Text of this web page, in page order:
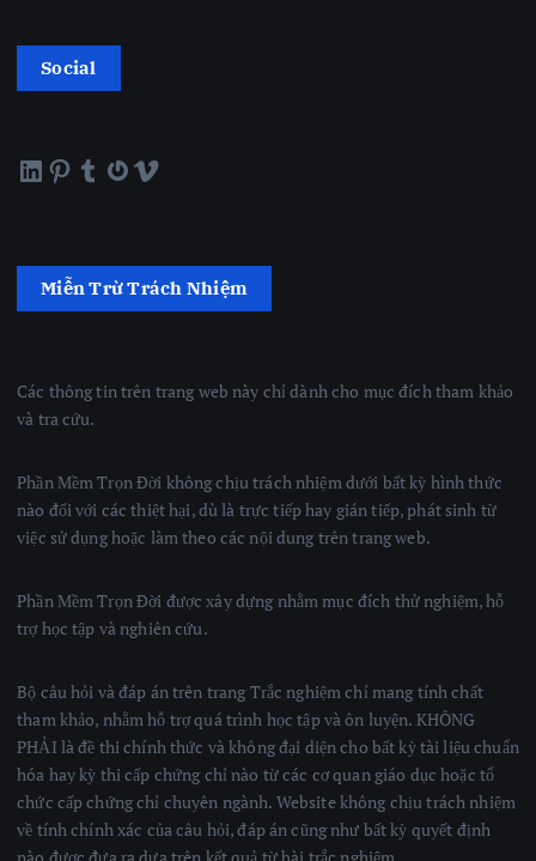
Social
LinkedIn Pinterest Tumblr Gravatar Vimeo
Miễn Trừ Trách Nhiệm
Các thông tin trên trang web này chỉ dành cho mục đích tham khảo
và tra cứu.
Phần Mềm Trọn Đời không chịu trách nhiệm dưới bất kỳ hình thức
nào đối với các thiệt hại, dù là trực tiếp hay gián tiếp, phát sinh từ
việc sử dụng hoặc làm theo các nội dung trên trang web.
Phần Mềm Trọn Đời được xây dựng nhằm mục đích thử nghiệm, hỗ
trợ học tập và nghiên cứu.
Bộ câu hỏi và đáp án trên trang Trắc nghiệm chỉ mang tính chất
tham khảo, nhằm hỗ trợ quá trình học tập và ôn luyện. KHÔNG
PHẢI là đề thi chính thức và không đại diện cho bất kỳ tài liệu chuẩn
hóa hay kỳ thi cấp chứng chỉ nào từ các cơ quan giáo dục hoặc tổ
chức cấp chứng chỉ chuyên ngành. Website không chịu trách nhiệm
về tính chính xác của câu hỏi, đáp án cũng như bất kỳ quyết định
nào được đưa ra dựa trên kết quả từ bài trắc nghiệm.